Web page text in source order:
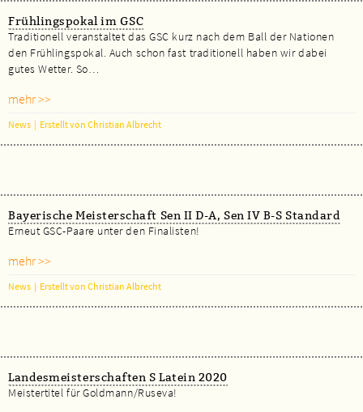
Frühlingspokal im GSC
Traditionell veranstaltet das GSC kurz nach dem Ball der Nationen
den Frühlingspokal. Auch schon fast traditionell haben wir dabei
gutes Wetter. So…
mehr >>
News | Erstellt von Christian Albrecht
Bayerische Meisterschaft Sen II D-A, Sen IV B-S Standard
Erneut GSC-Paare unter den Finalisten!
mehr >>
News | Erstellt von Christian Albrecht
Landesmeisterschaften S Latein 2020
Meistertitel für Goldmann/Ruseva!